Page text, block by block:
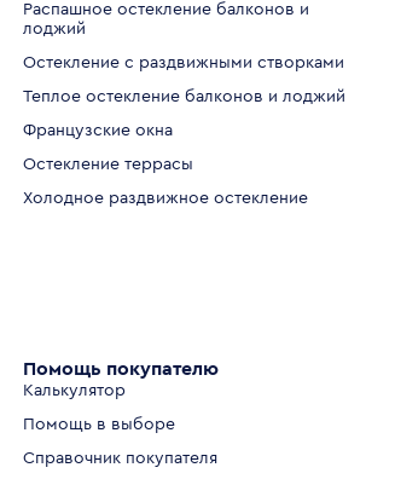
Распашное остекление балконов и
лоджий
Остекление с раздвижными створками
Теплое остекление балконов и лоджий
Французские окна
Остекление террасы
Холодное раздвижное остекление
Помощь покупателю
Калькулятор
Помощь в выборе
Справочник покупателя